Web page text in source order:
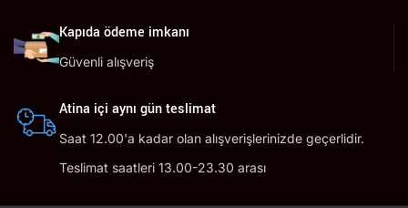
Kapıda ödeme imkanı
Güvenli alışveriş
Atina içi aynı gün teslimat
Saat 12.00'a kadar olan alışverişlerinizde geçerlidir.
Teslimat saatleri 13.00-23.30 arası